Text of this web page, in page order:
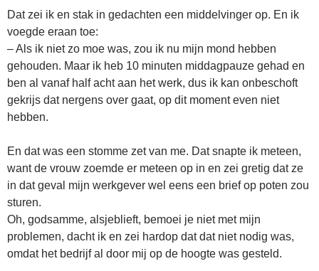
Dat zei ik en stak in gedachten een middelvinger op. En ik
voegde eraan toe:
– Als ik niet zo moe was, zou ik nu mijn mond hebben
gehouden. Maar ik heb 10 minuten middagpauze gehad en
ben al vanaf half acht aan het werk, dus ik kan onbeschoft
gekrijs dat nergens over gaat, op dit moment even niet
hebben.
En dat was een stomme zet van me. Dat snapte ik meteen,
want de vrouw zoemde er meteen op in en zei gretig dat ze
in dat geval mijn werkgever wel eens een brief op poten zou
sturen.
Oh, godsamme, alsjeblieft, bemoei je niet met mijn
problemen, dacht ik en zei hardop dat dat niet nodig was,
omdat het bedrijf al door mij op de hoogte was gesteld.